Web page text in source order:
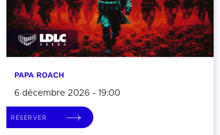
PAPA ROACH
6 décembre 2026 - 19:00
RÉSERVER